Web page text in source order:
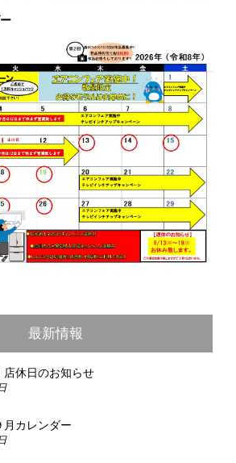
最新情報
店休日のお知らせ
月カレンダー